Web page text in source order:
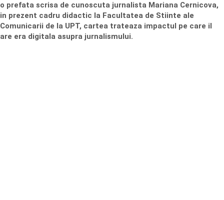
o prefata scrisa de cunoscuta jurnalista Mariana Cernicova,
in prezent cadru didactic la Facultatea de Stiinte ale
Comunicarii de la UPT, cartea trateaza impactul pe care il
are era digitala asupra jurnalismului.